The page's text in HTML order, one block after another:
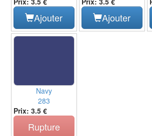
Ajouter Ajouter
Navy
283
Prix: 3.5 €
Rupture